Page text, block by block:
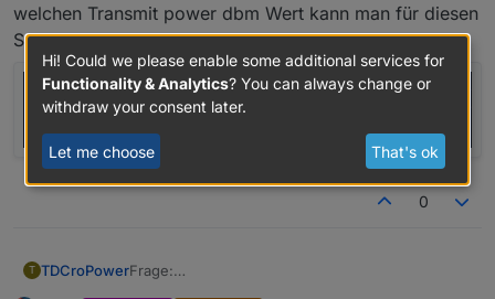
welchen Transmit power dbm Wert kann man für diesen
Stick denn unter zigbee2mqtt einstellen?
0
T TDCroPowerFrage:
Hi! Could we please enable some additional services for
Functionality & Analytics? You can always change or
withdraw your consent later.
Let me choose That's ok